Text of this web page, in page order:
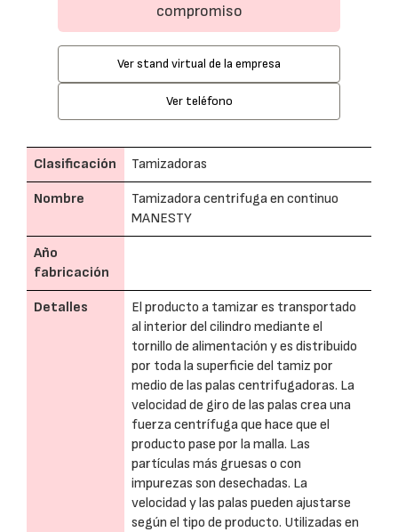
compromiso
Ver stand virtual de la empresa
Ver teléfono
Clasificación Tamizadoras
Nombre
Tamizadora centrifuga en continuo
MANESTY
Año
fabricación
Detalles
El producto a tamizar es transportado
al interior del cilindro mediante el
tornillo de alimentación y es distribuido
por toda la superficie del tamiz por
medio de las palas centrifugadoras. La
velocidad de giro de las palas crea una
fuerza centrífuga que hace que el
producto pase por la malla. Las
partículas más gruesas o con
impurezas son desechadas. La
velocidad y las palas pueden ajustarse
según el tipo de producto. Utilizadas en